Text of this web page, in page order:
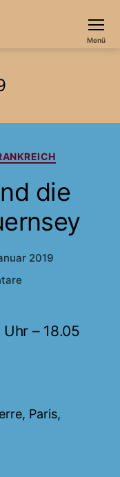
Menü
die
2019
Kanalinsel
– 18.05
Paris,